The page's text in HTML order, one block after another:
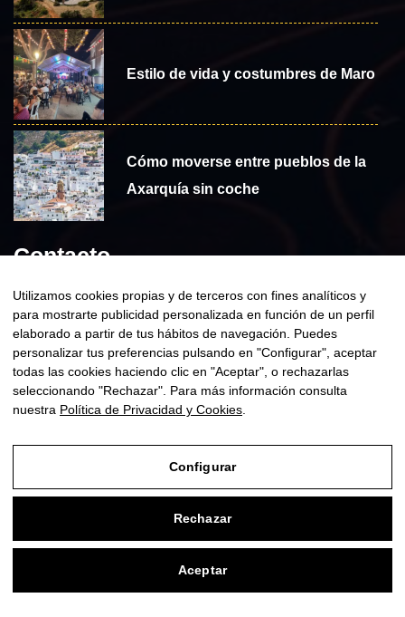
Estilo de vida y costumbres de Maro
Cómo moverse entre pueblos de la
Axarquía sin coche
Contacto
reservas@nerjataxisbooking.com
+34 638 03 69 49
Política de Privacidad.
. All Rights Reserved.
Condiciones De Venta
Utilizamos cookies propias y de terceros con fines analíticos y
para mostrarte publicidad personalizada en función de un perfil
elaborado a partir de tus hábitos de navegación. Puedes
personalizar tus preferencias pulsando en "Configurar", aceptar
todas las cookies haciendo clic en "Aceptar", o rechazarlas
seleccionando "Rechazar". Para más información consulta
nuestra Política de Privacidad y Cookies
Configurar
Rechazar
Aceptar
Aviso Legal